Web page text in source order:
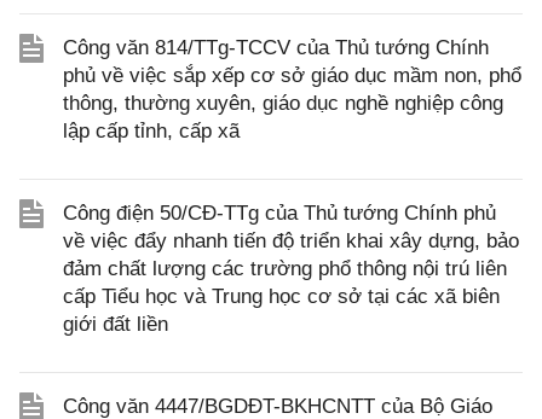
Công văn 814/TTg-TCCV của Thủ tướng Chính
phủ về việc sắp xếp cơ sở giáo dục mầm non, phổ
thông, thường xuyên, giáo dục nghề nghiệp công
lập cấp tỉnh, cấp xã
Công điện 50/CĐ-TTg của Thủ tướng Chính phủ
về việc đẩy nhanh tiến độ triển khai xây dựng, bảo
đảm chất lượng các trường phổ thông nội trú liên
cấp Tiểu học và Trung học cơ sở tại các xã biên
giới đất liền
Công văn 4447/BGDĐT-BKHCNTT của Bộ Giáo